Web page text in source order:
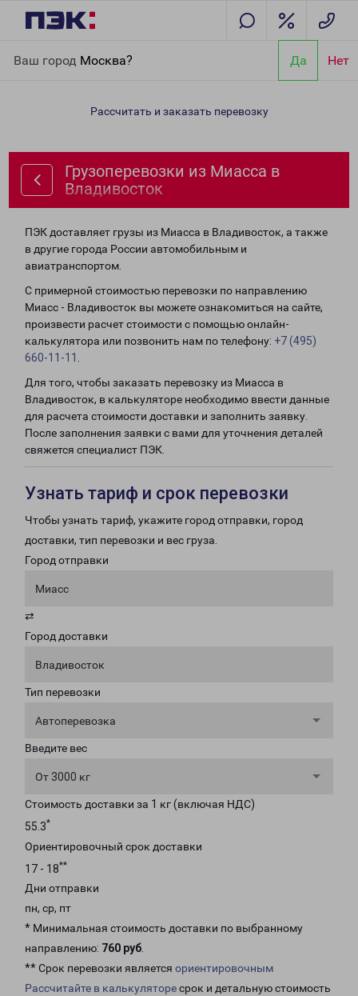
Ваш город Москва? Да Нет
Владивосток
Рассчитать и заказать перевозку
Грузоперевозки из Миасса в
Владивосток
ПЭК доставляет грузы из Миасса в Владивосток, а также
в другие города России автомобильным и
авиатранспортом.
С примерной стоимостью перевозки по направлению
Миасс - Владивосток вы можете ознакомиться на сайте,
произвести расчет стоимости с помощью онлайн-
калькулятора или позвонить нам по телефону: +7 (495)
660-11-11
Для того, чтобы заказать перевозку из Миасса в
Владивосток, в калькуляторе необходимо ввести данные
для расчета стоимости доставки и заполнить заявку.
После заполнения заявки с вами для уточнения деталей
свяжется специалист ПЭК.
Узнать тариф и срок перевозки
Чтобы узнать тариф, укажите город отправки, город
доставки, тип перевозки и вес груза.
Город отправки
Миасс
⇄
Город доставки
Владивосток
Тип перевозки
Автоперевозка
Введите вес
От 3000 кг
Стоимость доставки за 1 кг (включая НДС)
55.3*
Ориентировочный срок доставки
17 - 18**
Дни отправки
пн, ср, пт
* Минимальная стоимость доставки по выбранному
направлению: 760 руб.
** Срок перевозки является ориентировочным
Рассчитайте в калькуляторесрок и детальную стоимость